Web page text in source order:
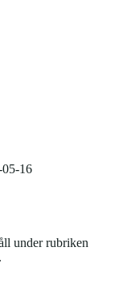
16
under rubriken